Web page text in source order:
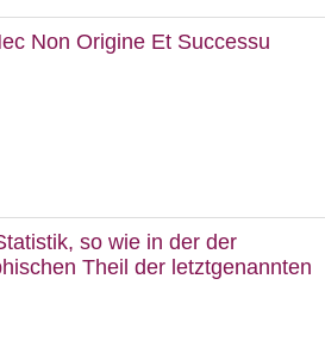
Non Origine Et Successu
so wie in der der
Theil der letztgenannten